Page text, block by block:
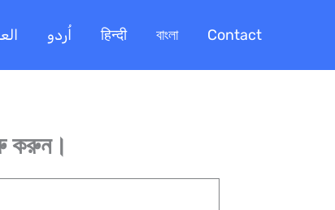
اُردو हिन्दी বাংলা Contact
করুন।